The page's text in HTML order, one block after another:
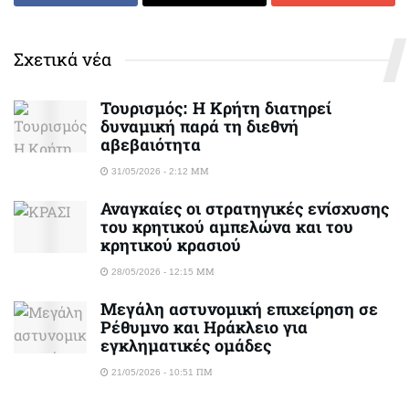
Σχετικά νέα
Τουρισμός: Η Κρήτη διατηρεί
δυναμική παρά τη διεθνή
αβεβαιότητα
31/05/2026 - 2:12 ΜΜ
Αναγκαίες οι στρατηγικές ενίσχυσης
του κρητικού αμπελώνα και του
κρητικού κρασιού
28/05/2026 - 12:15 ΜΜ
Μεγάλη αστυνομική επιχείρηση σε
Ρέθυμνο και Ηράκλειο για
εγκληματικές ομάδες
21/05/2026 - 10:51 ΠΜ